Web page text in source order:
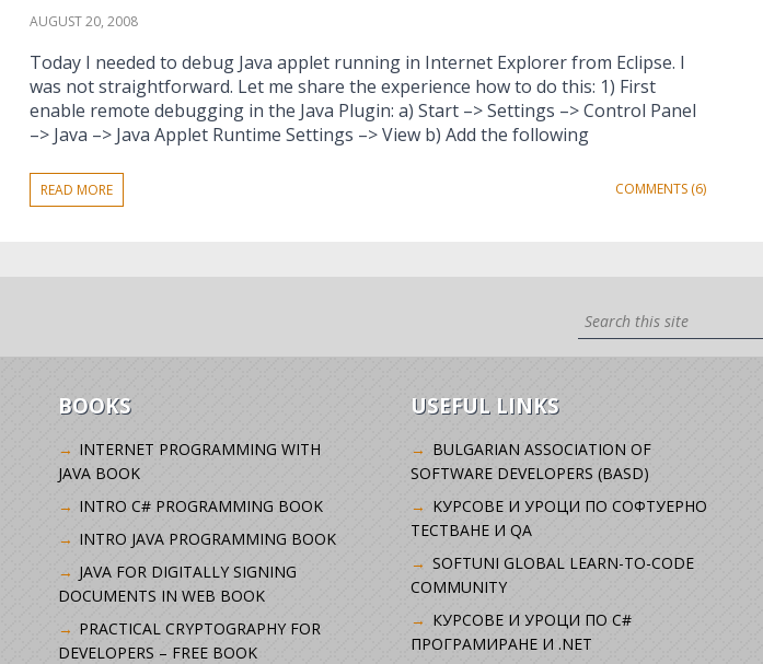
AUGUST 20, 2008
Today I needed to debug Java applet running in Internet Explorer from Eclipse. I
was not straightforward. Let me share the experience how to do this: 1) First
enable remote debugging in the Java Plugin: a) Start –> Settings –> Control Panel
–> Java –> Java Applet Runtime Settings –> View b) Add the following
READ MORE COMMENTS (6)
BOOKS
INTERNET PROGRAMMING WITH
JAVA BOOK
INTRO C# PROGRAMMING BOOK
INTRO JAVA PROGRAMMING BOOK
JAVA FOR DIGITALLY SIGNING
DOCUMENTS IN WEB BOOK
PRACTICAL CRYPTOGRAPHY FOR
DEVELOPERS – FREE BOOK
USEFUL LINKS
BULGARIAN ASSOCIATION OF
SOFTWARE DEVELOPERS (BASD)
KУРСОВЕ И УРОЦИ ПО СОФТУЕРНО
ТЕСТВАНЕ И QA
SOFTUNI GLOBAL LEARN-TO-CODE
COMMUNITY
КУРСОВЕ И УРОЦИ ПО C#
ПРОГРАМИРАНЕ И .NET